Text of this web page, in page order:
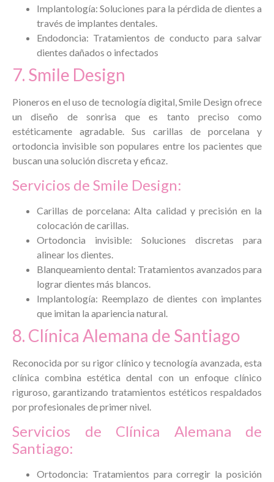
Implantología: Soluciones para la pérdida de dientes a
través de implantes dentales.
Endodoncia: Tratamientos de conducto para salvar
dientes dañados o infectados
7. Smile Design
Pioneros en el uso de tecnología digital, Smile Design ofrece
un diseño de sonrisa que es tanto preciso como
estéticamente agradable. Sus carillas de porcelana y
ortodoncia invisible son populares entre los pacientes que
buscan una solución discreta y eficaz.
Servicios de Smile Design:
Carillas de porcelana: Alta calidad y precisión en la
colocación de carillas.
Ortodoncia invisible: Soluciones discretas para
alinear los dientes.
Blanqueamiento dental: Tratamientos avanzados para
lograr dientes más blancos.
Implantología: Reemplazo de dientes con implantes
que imitan la apariencia natural.
8. Clínica Alemana de Santiago
Reconocida por su rigor clínico y tecnología avanzada, esta
clínica combina estética dental con un enfoque clínico
riguroso, garantizando tratamientos estéticos respaldados
por profesionales de primer nivel.
Servicios de Clínica Alemana de
Santiago:
Ortodoncia: Tratamientos para corregir la posición